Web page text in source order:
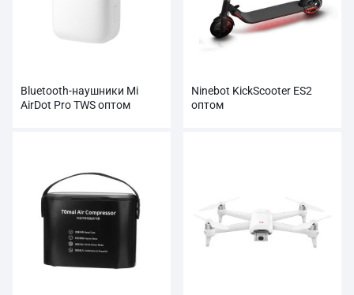
Bluetooth-наушники Mi
AirDot Pro TWS оптом
Ninebot KickScooter ES2
оптом